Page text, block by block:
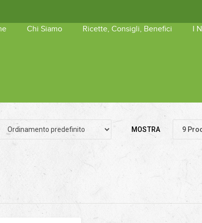
Chi Siamo Ricette, Consigli, Benefici I
MOSTRA